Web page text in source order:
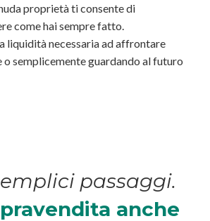
proprietà ticonsente di
comehai sempre fatto.
liquidità necessaria ad affrontare
o semplicementeguardando al futuro
passaggi.
anche